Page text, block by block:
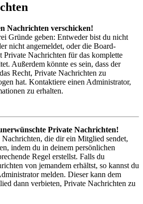
Nachrichten verschicken!
Gründe geben: Entweder bist du nicht
nicht angemeldet, oder die Board-
Private Nachrichten für das komplette
Außerdem könnte es sein, dass der
Recht, Private Nachrichten zu
hat. Kontaktiere einen Administrator,
zu erhalten.
Private Nachrichten!
die dir ein Mitglied sendet,
indem du in deinem persönlichen
Regel erstellst. Falls du
von jemandem erhältst, so kannst du
melden. Dieser kann dem
dann verbieten, Private Nachrichten zu